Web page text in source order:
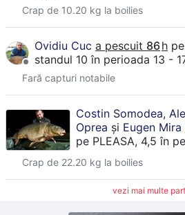
Crap de 10.20 kg la boilies
Ovidiu Cuc a pescuit 86h pe
standul 10în perioada 13 -
Fară capturi notabile
Costin Somodea,
Oprea și Eugen Mira
pe PLEASA, 4,5în
Crap de 22.20 kg la boilies
vezi mai multe